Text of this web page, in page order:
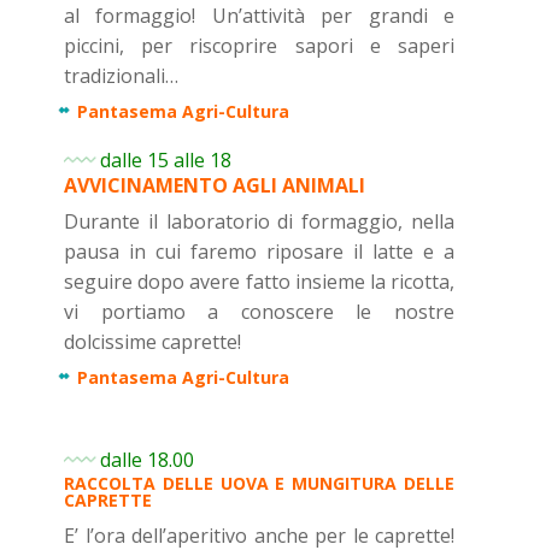
al formaggio! Un’attività per grandi e
piccini, per riscoprire sapori e saperi
tradizionali…
Pantasema Agri-Cultura
dalle 15 alle 18
AVVICINAMENTO AGLI ANIMALI
Durante il laboratorio di formaggio, nella
pausa in cui faremo riposare il latte e a
seguire dopo avere fatto insieme la ricotta,
vi portiamo a conoscere le nostre
dolcissime caprette!
Pantasema Agri-Cultura
dalle 18.00
RACCOLTA DELLE UOVA E MUNGITURA DELLE
CAPRETTE
E’ l’ora dell’aperitivo anche per le caprette!